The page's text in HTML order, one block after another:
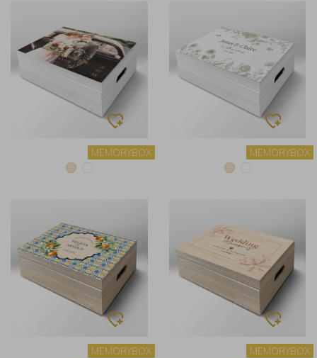
MEMORYBOX MEMORYBOX
MEMORYBOX MEMORYBOX